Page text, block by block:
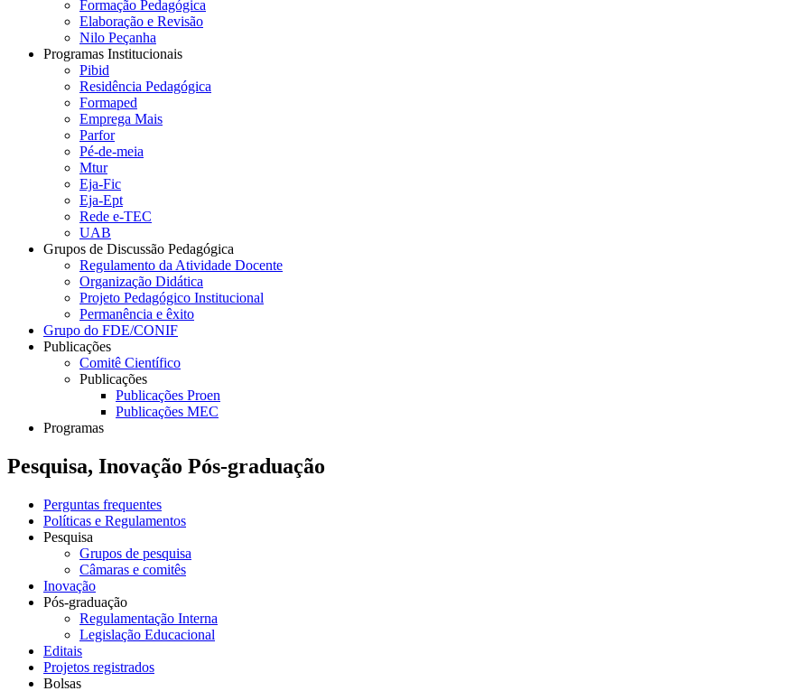
Formação Pedagógica
Elaboração e Revisão
Nilo Peçanha
Programas Institucionais
Pibid
Residência Pedagógica
Formaped
Emprega Mais
Parfor
Pé-de-meia
Mtur
Eja-Fic
Eja-Ept
Rede e-TEC
UAB
Grupos de Discussão Pedagógica
Regulamento da Atividade Docente
Organização Didática
Projeto Pedagógico Institucional
Permanência e êxito
Grupo do FDE/CONIF
Publicações
Comitê Científico
Publicações
Publicações Proen
Publicações MEC
Programas
Pesquisa, Inovação Pós-graduação
Perguntas frequentes
Políticas e Regulamentos
Pesquisa
Grupos de pesquisa
Câmaras e comitês
Inovação
Pós-graduação
Regulamentação Interna
Legislação Educacional
Editais
Projetos registrados
Bolsas